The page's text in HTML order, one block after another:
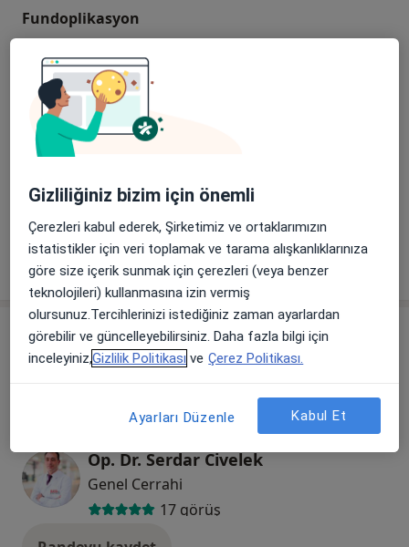
Fundoplikasyon
DetaylarFundoplikasyon
Randevu kaydet
Fundoplikasyon - Laparoskopik Cerrahi
Randevu kaydet
+ 1 hizmet
Uzmanlar Sigortamı kontrol et
Op. Dr. Serdar Civelek
Genel Cerrahi
17 görüş
Gizliliğiniz bizim için önemli
Çerezleri kabul ederek, Şirketimiz ve ortaklarımızın
istatistikler için veri toplamak ve tarama alışkanlıklarınıza
göre size içerik sunmak için çerezleri (veya benzer
teknolojileri) kullanmasına izin vermiş
olursunuz.Tercihlerinizi istediğiniz zaman ayarlardan
görebilir ve güncelleyebilirsiniz. Daha fazla bilgi için
inceleyiniz,Gizlilik Politikası ve Çerez Politikası.
Ayarları Düzenle Kabul Et